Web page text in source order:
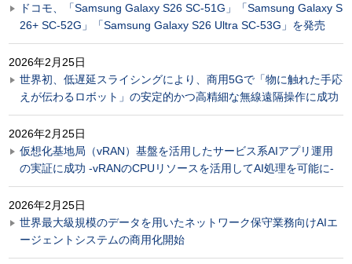
ドコモ、「Samsung Galaxy S26 SC-51G」「Samsung Galaxy S
26+ SC-52G」「Samsung Galaxy S26 Ultra SC-53G」を発売
2026年2月25日
世界初、低遅延スライシングにより、商用5Gで「物に触れた手応
えが伝わるロボット」の安定的かつ高精細な無線遠隔操作に成功
2026年2月25日
仮想化基地局（vRAN）基盤を活用したサービス系AIアプリ運用
の実証に成功 -vRANのCPUリソースを活用してAI処理を可能に-
2026年2月25日
世界最大級規模のデータを用いたネットワーク保守業務向けAIエ
ージェントシステムの商用化開始